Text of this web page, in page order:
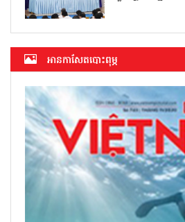
អាន​កាសែត​បោះពុម្ភ